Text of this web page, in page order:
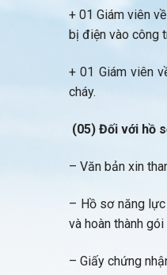
+ 01 Giám viên
bị điện vào công
+ 01 Giám viên
cháy.
(05) Đối với hồ
– Văn bản xin
– Hồ sơ năng
và hoàn thành
– Giấy chứng